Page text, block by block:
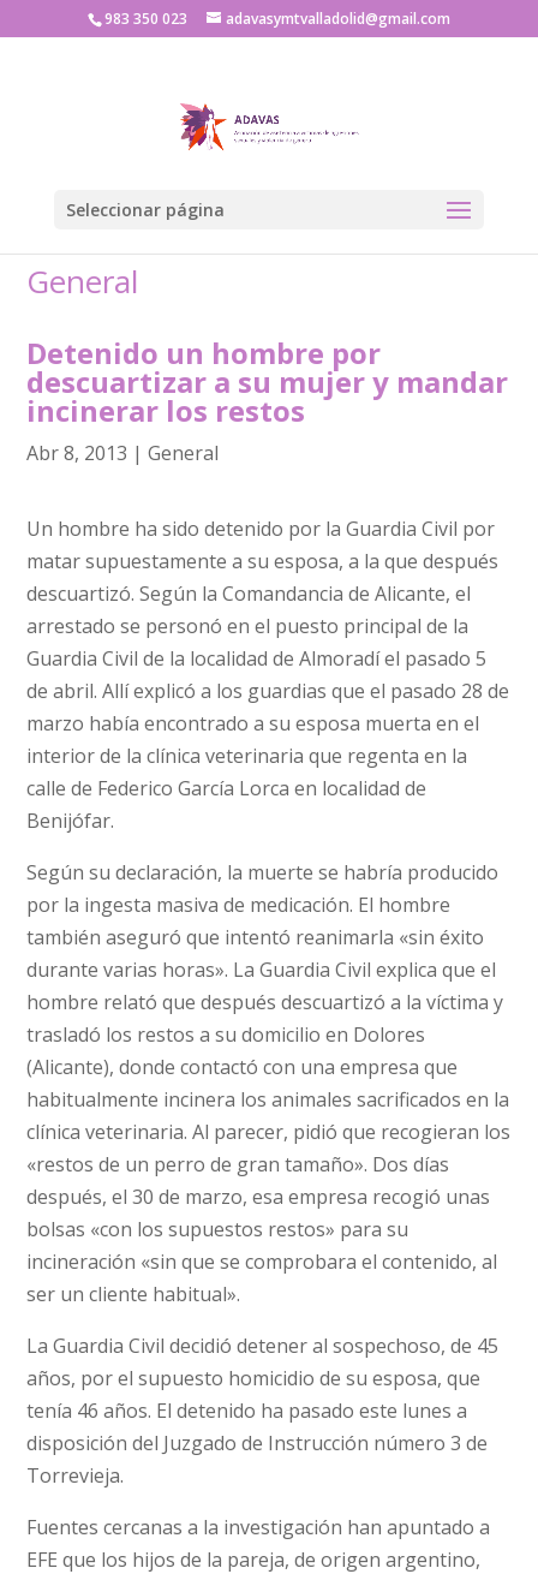
983 350 023 adavasymtvalladolid@gmail.com
Seleccionar página
General
Detenido un hombre por
descuartizar a su mujer y mandar
incinerar los restos
Abr 8, 2013 |General
Un hombre ha sido detenido por la Guardia Civil por
matar supuestamente a su esposa, a la que después
descuartizó. Según la Comandancia de Alicante, el
arrestado se personó en el puesto principal de la
Guardia Civil de la localidad de Almoradí el pasado 5
de abril. Allí explicó a los guardias que el pasado 28 de
marzo había encontrado a su esposa muerta en el
interior de la clínica veterinaria que regenta en la
calle de Federico García Lorca en localidad de
Benijófar.
Según su declaración, la muerte se habría producido
por la ingesta masiva de medicación. El hombre
también aseguró que intentó reanimarla «sin éxito
durante varias horas». La Guardia Civil explica que el
hombre relató que después descuartizó a la víctima y
trasladó los restos a su domicilio en Dolores
(Alicante), donde contactó con una empresa que
habitualmente incinera los animales sacrificados en la
clínica veterinaria. Al parecer, pidió que recogieran los
«restos de un perro de gran tamaño». Dos días
después, el 30 de marzo, esa empresa recogió unas
bolsas «con los supuestos restos» para su
incineración «sin que se comprobara el contenido, al
ser un cliente habitual».
La Guardia Civil decidió detener al sospechoso, de 45
años, por el supuesto homicidio de su esposa, que
tenía 46 años. El detenido ha pasado este lunes a
disposición del Juzgado de Instrucción número 3 de
Torrevieja.
Fuentes cercanas a la investigación han apuntado a
EFE que los hijos de la pareja, de origen argentino,